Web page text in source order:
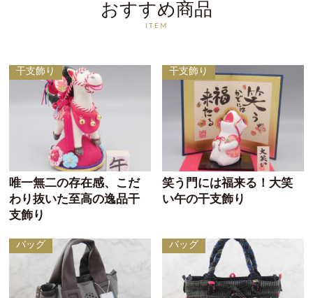
おすすめ商品
ITEM
干支飾り
唯一無二の存在感、こだ
わり抜いた至高の逸品干
支飾り
干支飾り
笑う門には福来る！大笑
い午の干支飾り
バッグ バッグ